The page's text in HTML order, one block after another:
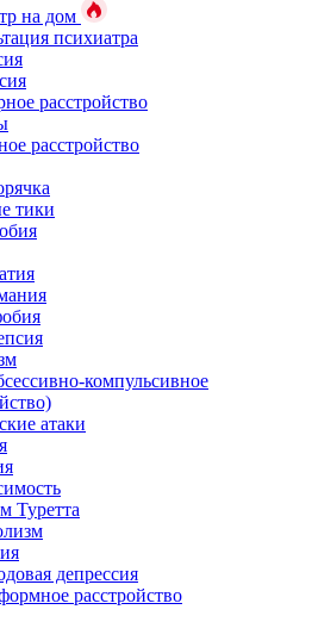
на дом
психиатра
расстройство
расстройство
тики
компульсивное
атаки
Туретта
депрессия
расстройство